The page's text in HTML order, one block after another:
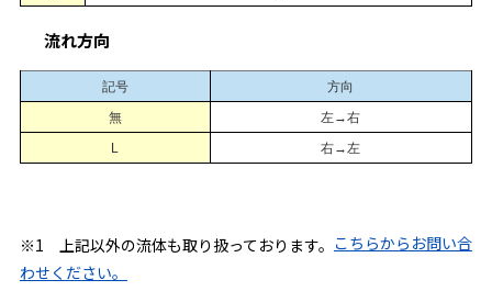
流れ方向
記号
方向
無
左→右
L
右→左
※1 上記以外の流体も取り扱っております。 こちらからお問い合
わせください。